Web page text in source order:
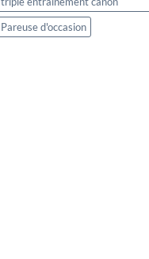
Pareuse d'occasion